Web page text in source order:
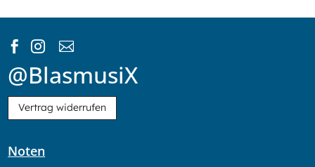
  
@BlasmusiX
Vertrag widerrufen
Noten